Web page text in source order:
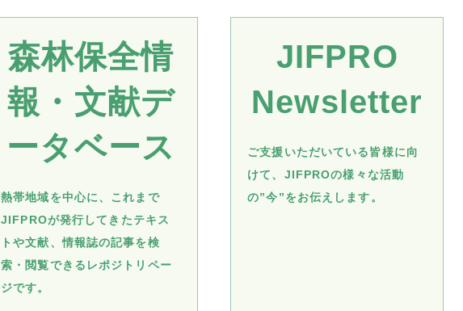
森林保全情
報・文献デ
ータベース
熱帯地域を中心に、これまで
JIFPROが発行してきたテキス
トや文献、情報誌の記事を検
索・閲覧できるレポジトリペー
ジです。
JIFPRO
Newsletter
ご支援いただいている皆様に向
けて、JIFPROの様々な活動
の”今”をお伝えします。